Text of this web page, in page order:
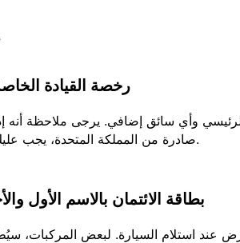
رخصة القيادة
وأي سائق إضافي. يرجى ملاحظة أنه
صادرة من المملكة المتحدة، يجب عليك إحضار كلا الجزئين من رخصتك.
بطاقة الائتمان بالاسم الأول
استلام السيارة. لبعض المركبات، سيُطلب